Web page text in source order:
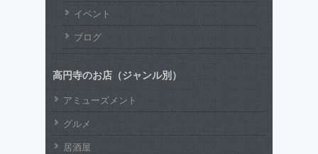
イベント
ブログ
高円寺のお店（ジャンル別）
アミューズメント
グルメ
居酒屋